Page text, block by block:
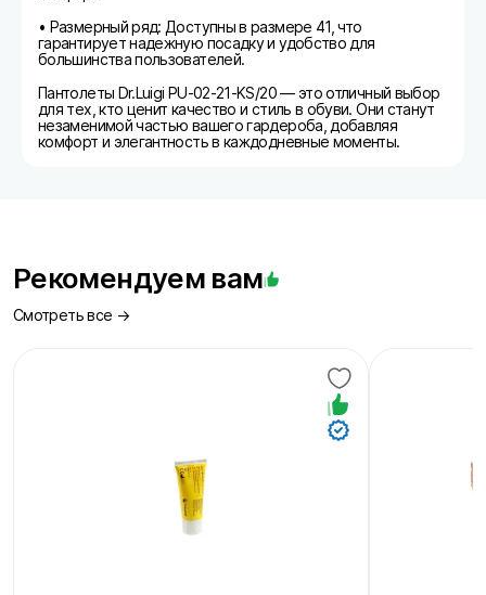
• Размерный ряд: Доступны в размере 41, что
гарантирует надежную посадку и удобство для
большинства пользователей.
Пантолеты Dr.Luigi PU-02-21-KS/20 — это отличный выбор
для тех, кто ценит качество и стиль в обуви. Они станут
незаменимой частью вашего гардероба, добавляя
комфорт и элегантность в каждодневные моменты.
Рекомендуем вам
Смотреть все →